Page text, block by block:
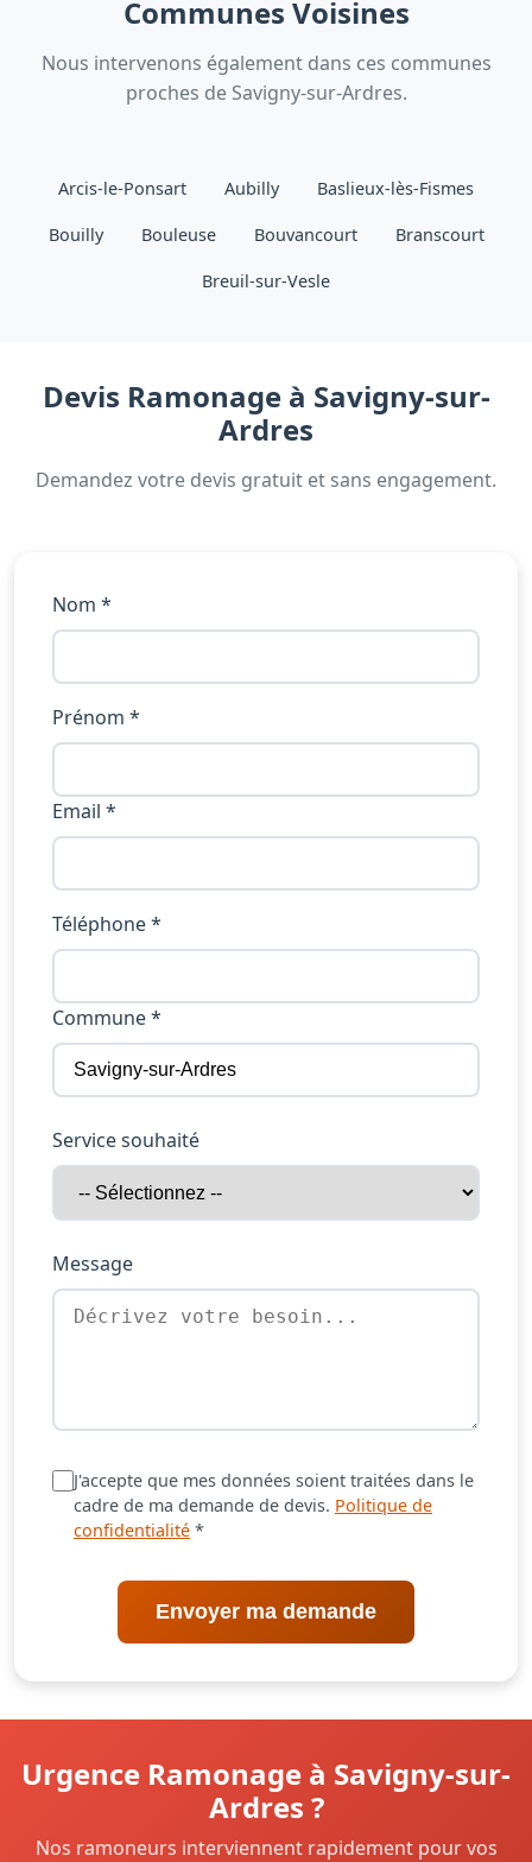
Communes Voisines
Nous intervenons également dans ces communes
proches de Savigny-sur-Ardres.
Arcis-le-Ponsart Aubilly Baslieux-lès-Fismes
Bouilly Bouleuse Bouvancourt Branscourt
Breuil-sur-Vesle
Devis Ramonage à Savigny-sur-
Ardres
Demandez votre devis gratuit et sans engagement.
Nom *
Prénom *
Email *
Téléphone *
Commune *
Service souhaité
Message
J'accepte que mes données soient traitées dans le
cadre de ma demande de devis. Politique de
confidentialité *
Envoyer ma demande
Urgence Ramonage à Savigny-sur-
Ardres ?
Nos ramoneurs interviennent rapidement pour vos